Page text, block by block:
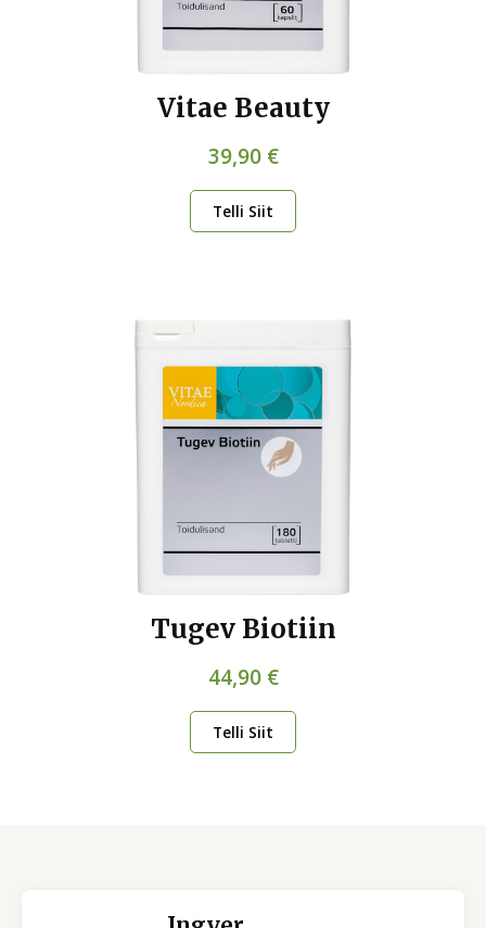
Vitae Beauty
39,90 €
Telli Siit
Tugev Biotiin
44,90 €
Telli Siit